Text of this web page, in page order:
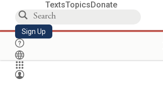
TextsTopicsDonate
Sign Up